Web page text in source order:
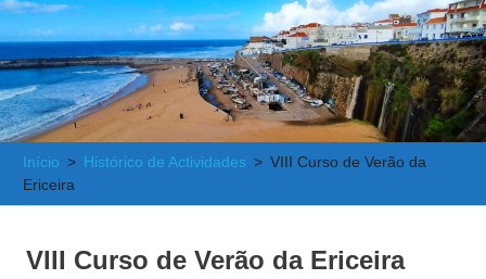
Cultura
Europeia
e
Atlântica
Início Histórico de Actividades
VIII Curso de Verão da
Ericeira
VIII Curso de Verão da Ericeira